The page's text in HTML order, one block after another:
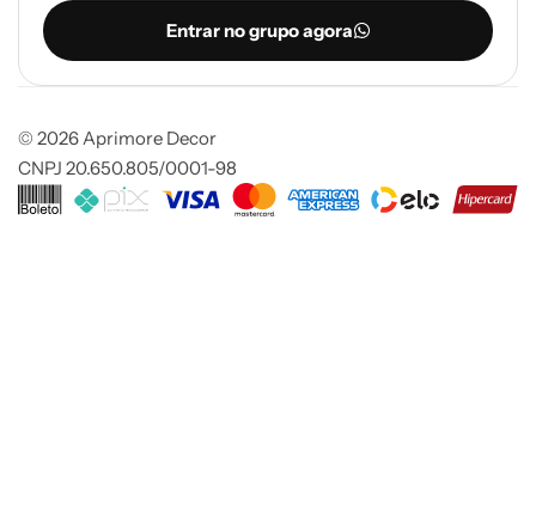
Entrar no grupo agora
© 2026 Aprimore Decor
CNPJ 20.650.805/0001-98